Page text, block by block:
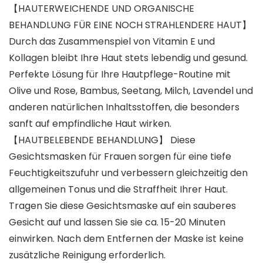
【HAUTERWEICHENDE UND ORGANISCHE
BEHANDLUNG FÜR EINE NOCH STRAHLENDERE HAUT】
Durch das Zusammenspiel von Vitamin E und
Kollagen bleibt Ihre Haut stets lebendig und gesund.
Perfekte Lösung für Ihre Hautpflege-Routine mit
Olive und Rose, Bambus, Seetang, Milch, Lavendel und
anderen natürlichen Inhaltsstoffen, die besonders
sanft auf empfindliche Haut wirken.
【HAUTBELEBENDE BEHANDLUNG】 Diese
Gesichtsmasken für Frauen sorgen für eine tiefe
Feuchtigkeitszufuhr und verbessern gleichzeitig den
allgemeinen Tonus und die Straffheit Ihrer Haut.
Tragen Sie diese Gesichtsmaske auf ein sauberes
Gesicht auf und lassen Sie sie ca. 15-20 Minuten
einwirken. Nach dem Entfernen der Maske ist keine
zusätzliche Reinigung erforderlich.